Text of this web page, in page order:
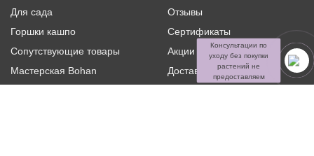
Для сада
Горшки кашпо
Сопутствующие товары
Мастерская Bohan
Отзывы
Сертификаты
Акции и скидки
Доставка и оплата
Консультации по
уходу без покупки
растений не
предоставляем